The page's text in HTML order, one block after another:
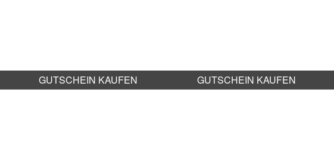
GUTSCHEIN KAUFEN GUTSCHEIN KAUFEN